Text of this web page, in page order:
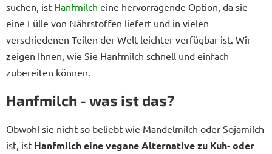
suchen, ist Hanfmilch eine hervorragende Option, da sie
eine Fülle von Nährstoffen liefert und in vielen
verschiedenen Teilen der Welt leichter verfügbar ist. Wir
zeigen Ihnen, wie Sie Hanfmilch schnell und einfach
zubereiten können.
Hanfmilch - was ist das?
Obwohl sie nicht so beliebt wie Mandelmilch oder Sojamilch
ist, ist Hanfmilch eine vegane Alternative zu Kuh- oder